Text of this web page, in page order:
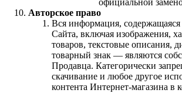
Авторское право
Вся информация, содержащаяся
Сайта, включая изображения,
товаров, текстовые описания,
товарный знак — являются
Продавца. Категорически
скачивание и любое другое
контента Интернет-магазина в